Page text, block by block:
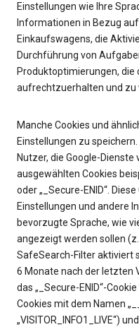
Einstellungen wie Ihre
Informationen in Bezug
Einkaufswagens, die
Durchführung von
Produktoptimierungen, die
aufrechtzuerhalten und zu
Manche Cookies und
Einstellungen zu
Nutzer, die Google-
ausgewählten Cookies
oder „_Secure-ENID“.
Einstellungen und andere
bevorzugte Sprache, wie
angezeigt werden sollen
SafeSearch-Filter aktiviert
6 Monate nach der letzten
das „_Secure-ENID“-
Cookies mit dem Namen
„VISITOR_INFO1_LIVE“)